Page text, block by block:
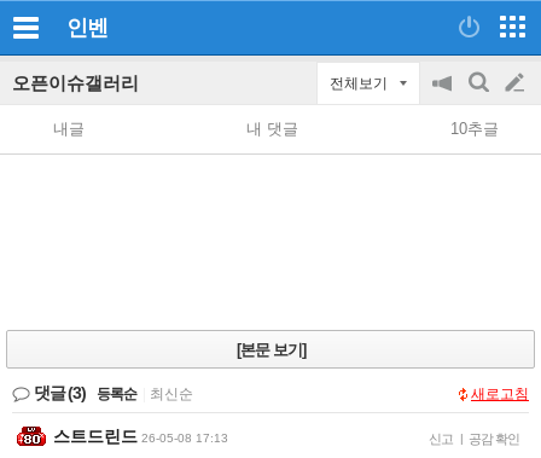
인벤
오픈이슈갤러리 전체보기
공
지
on/off
검
색
글
쓰
내글 내 댓글 10추글
[본문 보기]
댓글(3) 등록순 최신순 새로고침
스트드린드 26-05-08 17:13 신고 | 공감 확인